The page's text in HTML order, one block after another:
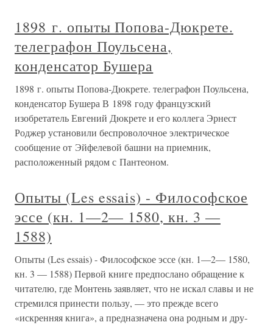
1898 г. опыты Попова-Дюкрете.
телеграфон Поульсена,
конденсатор Бушера
1898 г. опыты Попова-Дюкрете. телеграфон Поульсена,
конденсатор Бушера В 1898 году французский
изобретатель Евгений Дюкрете и его коллега Эрнест
Роджер установили беспроволочное электрическое
сообщение от Эйфелевой башни на приемник,
расположенный рядом с Пантеоном.
Опыты (Les essais) - Философское
эссе (кн. 1—2— 1580, кн. 3 —
1588)
Опыты (Les essais) - Философское эссе (кн. 1—2— 1580,
кн. 3 — 1588) Первой книге предпослано обращение к
читателю, где Монтень заяв­ляет, что не искал славы и не
стремился принести пользу, — это прежде всего
«искренняя книга», а предназначена она родным и дру­